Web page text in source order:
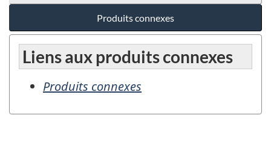
Produits connexes
Liens aux produits connexes
Produits connexes